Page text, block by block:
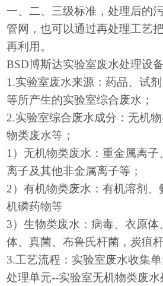
一、二、三级标准，处理后的
管网，也可以通过再处理工艺
再利用。
BSD博斯达实验室废水处理设
1.实验室废水来源：药品、试
等所产生的实验室综合废水；
2.实验室综合废水成分：无机
物类废水等；
1）无机物类废水：重金属离子
离子及其他非金属离子等；
2）有机物类废水：有机溶剂
机磷药物等
3）生物类废水：病毒、衣原体
体、真菌、布鲁氏杆菌，炭疽
3.工艺流程：实验室废水收集
处理单元--实验室无机物类废